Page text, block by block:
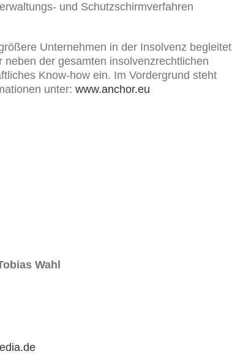
und Schutzschirmverfahren
Unternehmen in der Insolvenz begleitet
der gesamten insolvenzrechtlichen
Know-how ein. Im Vordergrund steht
unter: www.anchor.eu
Wahl